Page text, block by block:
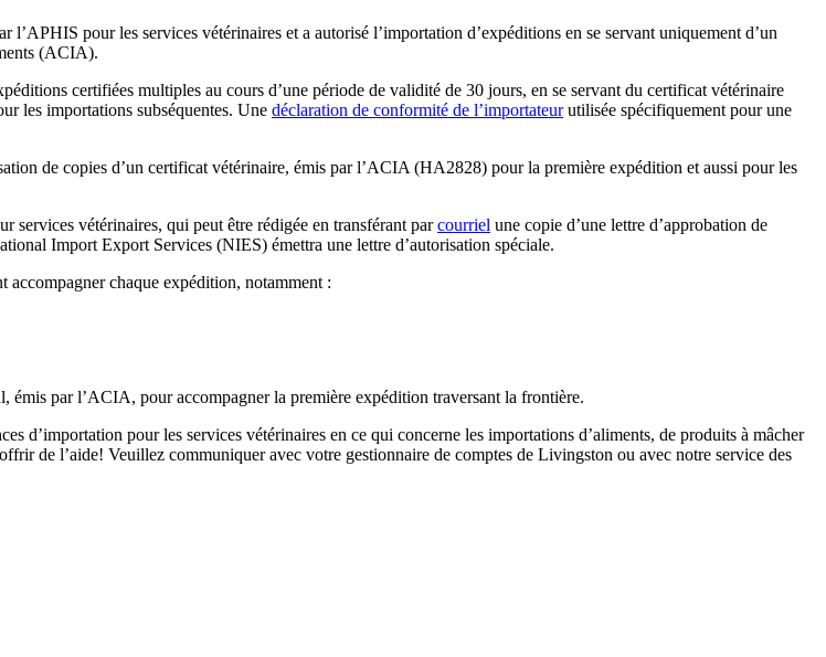
pour les services vétérinaires et a autorisé l’importation d’expéditions en se servant uniquement d’un
(ACIA).
certifiées multiples au cours d’une période de validité de 30 jours, en se servant du certificat vétérinaire
les importations subséquentes. Une déclaration de conformité de l’importateurutilisée spécifiquement pour une
de copies d’un certificat vétérinaire, émis par l’ACIA (HA2828) pour la première expédition et aussi pour les
services vétérinaires, qui peut être rédigée en transférant parcourriel une copie d’une lettre d’approbation de
Import Export Services (NIES) émettra une lettre d’autorisation spéciale.
accompagner chaque expédition, notamment :
émis par l’ACIA, pour accompagner la première expédition traversant la frontière.
d’importation pour les services vétérinaires en ce qui concerne les importations d’aliments, de produits à mâcher
de l’aide! Veuillez communiquer avec votre gestionnaire de comptes de Livingston ou avec notre service des